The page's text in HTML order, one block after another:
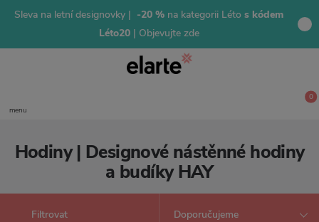
Sleva na letní designovky | -20 % na kategorii Léto s kódem
Léto20 | Objevujte zde
menu
0
Hodiny | Designové nástěnné hodiny
a budíky HAY
Filtrovat